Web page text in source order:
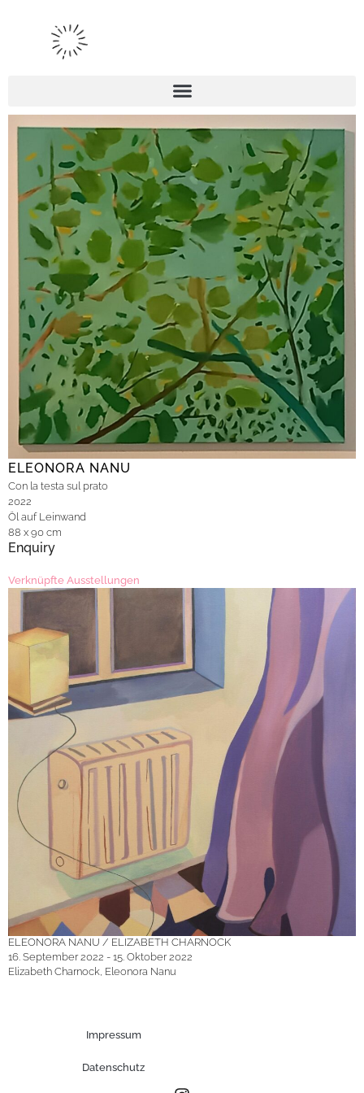
ELEONORA NANU
Con la testa sul prato
2022
Öl auf Leinwand
88 x 90 cm
Enquiry
Verknüpfte Ausstellungen
ELEONORA NANU / ELIZABETH CHARNOCK
16. September 2022 - 15. Oktober 2022
Elizabeth Charnock, Eleonora Nanu
Impressum
Datenschutz